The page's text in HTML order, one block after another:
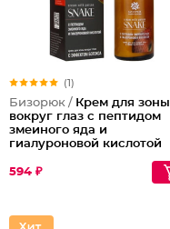
(1)
Бизорюк / Крем для зоны
вокруг глаз с пептидом
змеиного яда и
гиалуроновой кислотой
594 ₽